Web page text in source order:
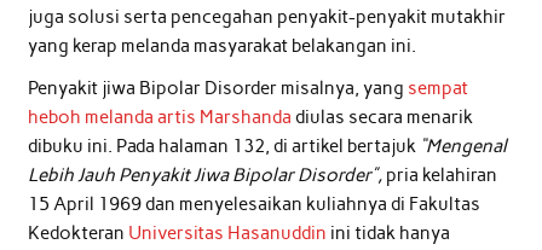
juga solusi serta pencegahan penyakit-penyakit mutakhir
yang kerap melanda masyarakat belakangan ini.
Penyakit jiwa Bipolar Disorder misalnya, yang sempat
heboh melanda artis Marshanda diulas secara menarik
dibuku ini. Pada halaman 132, di artikel bertajuk “Mengenal
Lebih Jauh Penyakit Jiwa Bipolar Disorder”,pria kelahiran
15 April 1969 dan menyelesaikan kuliahnya di Fakultas
Kedokteran Universitas Hasanuddin ini tidak hanya